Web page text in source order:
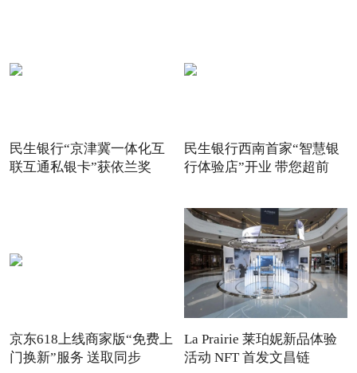
民生银行“京津冀一体化互
联互通私银卡”获依兰奖
民生银行西南首家“智慧银
行体验店”开业 带您超前
京东618上线商家版“免费上
门换新”服务 送取同步
La Prairie 莱珀妮新品体验
活动 NFT 首发文昌链